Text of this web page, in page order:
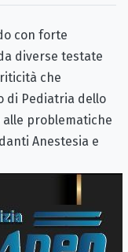
con forte
diverse testate
che
di Pediatria dello
alle problematiche
Anestesia e